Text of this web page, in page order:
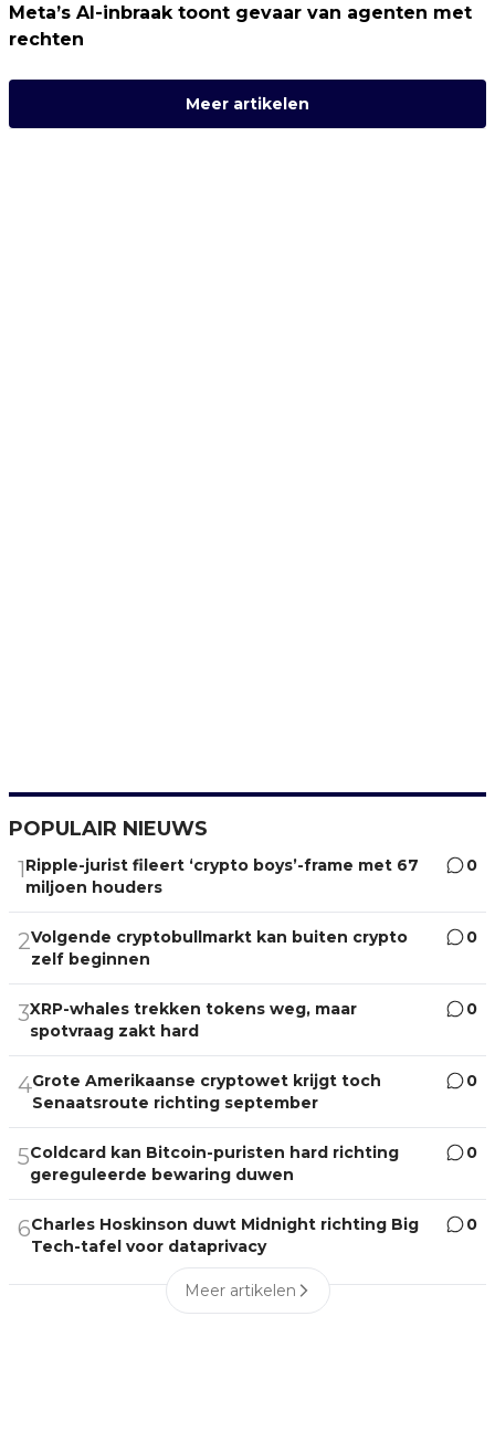
Meta’s AI-inbraak toont gevaar van agenten met
rechten
Meer artikelen
POPULAIR NIEUWS
1Ripple-jurist fileert ‘crypto boys’-frame met 67
miljoen houders
0
2Volgende cryptobullmarkt kan buiten crypto
zelf beginnen
0
3XRP-whales trekken tokens weg, maar
spotvraag zakt hard
0
4Grote Amerikaanse cryptowet krijgt toch
Senaatsroute richting september
0
5Coldcard kan Bitcoin-puristen hard richting
gereguleerde bewaring duwen
0
6Charles Hoskinson duwt Midnight richting Big
Tech-tafel voor dataprivacy
0
Meer artikelen